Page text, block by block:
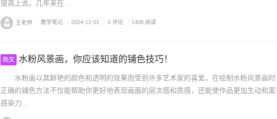
提高上去。几年来在...
王老师 / 教学笔记 / 2024-11-01 / 0 评论 / 1408 阅读
热文 水粉风景画，你应该知道的铺色技巧！
水粉画以其鲜艳的颜色和透明的效果而受到许多艺术家的喜爱。在绘制水粉风景画时
正确的铺色方法不仅能帮助你更好地表现画面的层次感和质感，还能使作品更加生动和富
感染力...